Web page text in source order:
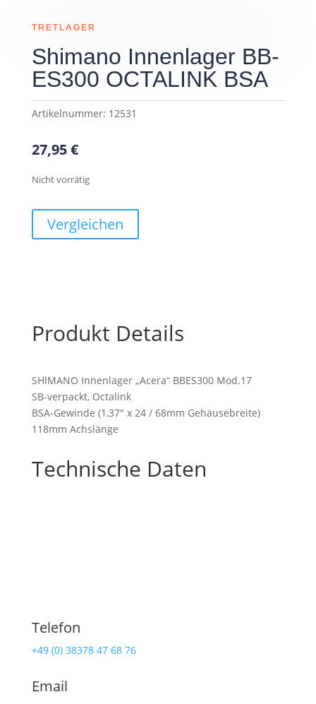
TRETLAGER
Shimano Innenlager BB-
ES300 OCTALINK BSA
Artikelnummer: 12531
27,95€
Nicht vorrätig
Vergleichen
Produkt Details
SHIMANO Innenlager „Acera“ BBES300 Mod.17
SB-verpackt, Octalink
BSA-Gewinde (1,37″ x 24 / 68mm Gehäusebreite)
118mm Achslänge
Technische Daten
Telefon
+49 (0) 38378 47 68 76
Email